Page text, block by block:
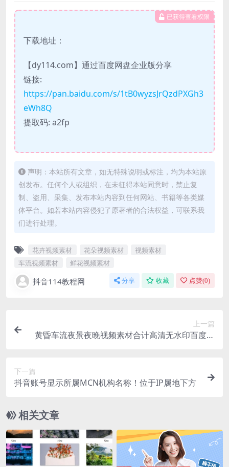
已获得查看权限
下载地址：
【dy114.com】通过百度网盘企业版分享
链接:
https://pan.baidu.com/s/1tB0wyzsJrQzdPXGh3
eWh8Q
提取码: a2fp
声明：本站所有文章，如无特殊说明或标注，均为本站原
创发布。任何个人或组织，在未征得本站同意时，禁止复
制、盗用、采集、发布本站内容到任何网站、书籍等各类媒
体平台。如若本站内容侵犯了原著者的合法权益，可联系我
们进行处理。
花卉视频素材 花朵视频素材
视频素材
车流视频素材
鲜花视频素材
抖音114教程网 分享 收藏 点赞(0)
上一篇
黄昏车流夜景夜晚视频素材合计高清无水印百度网
下一篇
抖音账号显示所属MCN机构名称！位于IP属地下方
相关文章